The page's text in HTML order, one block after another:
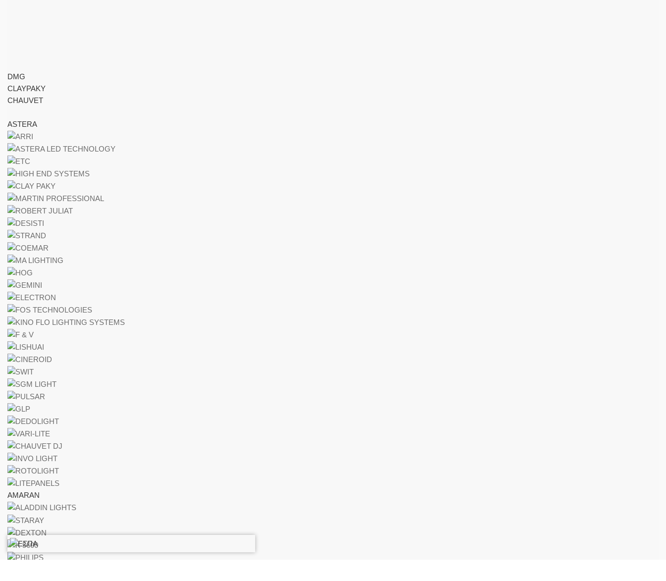
DMG
CLAYPAKY
CHAUVET
ASTERA
AMARAN